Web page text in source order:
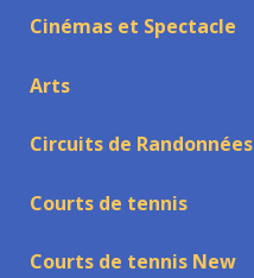
Cinémas et Spectacle
Arts
Circuits de Randonnées
Courts de tennis
Courts de tennis New